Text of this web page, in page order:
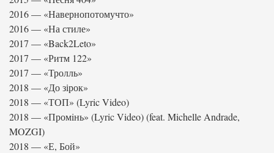
2016 — «Навернопотомучто»
2016 — «На стиле»
2017 — «Back2Leto»
2017 — «Ритм 122»
2017 — «Тролль»
2018 — «До зірок»
2018 — «ТОП» (Lyric Video)
2018 — «Промiнь» (Lyric Video) (feat. Michelle Andrade,
MOZGI)
2018 — «Е, Бой»